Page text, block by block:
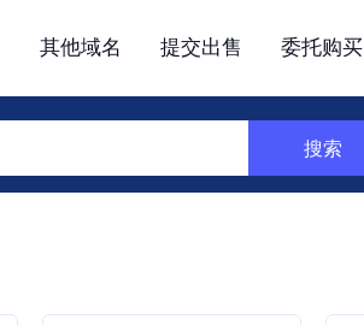
其他域名 提交出售 委托购买
搜索